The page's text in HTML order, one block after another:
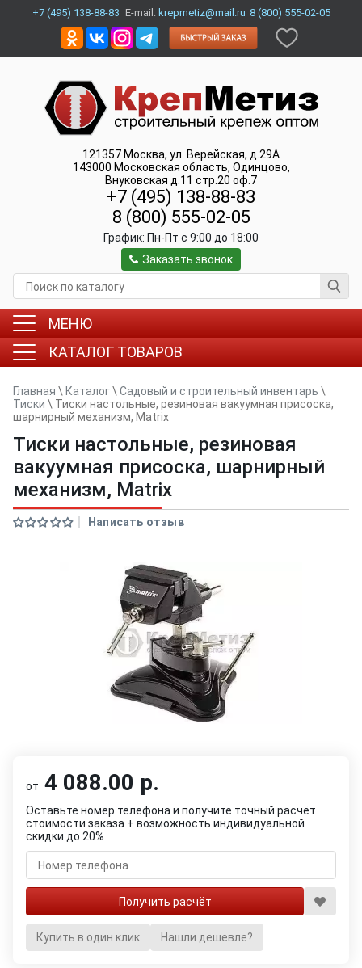
+7 (495) 138-88-83 E-mail: krepmetiz@mail.ru 8 (800) 555-02-05
121357 Москва, ул. Верейская, д.29А
143000 Московская область, Одинцово,
Внуковская д.11 стр.20 оф.7
+7 (495) 138-88-83
8 (800) 555-02-05
График: Пн-Пт c 9:00 до 18:00
Заказать звонок
МЕНЮ
КАТАЛОГ ТОВАРОВ
Главная \ Каталог\ Садовый и строительный инвентарь \
Тиски \ Тиски настольные, резиновая вакуумная присоска,
шарнирный механизм, Matrix
Тиски настольные, резиновая
вакуумная присоска, шарнирный
механизм, Matrix
Написать отзыв
от 4 088.00 р.
Оставьте номер телефона и получите точный расчёт
стоимости заказа + возможность индивидуальной
скидки до 20%
Купить в один клик Нашли дешевле?